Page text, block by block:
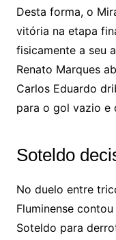
Desta forma, o
vitória na etapa
fisicamente a seu
Renato Marques
Carlos Eduardo
para o gol vazio e
Soteldo
No duelo entre
Fluminense
Soteldo para